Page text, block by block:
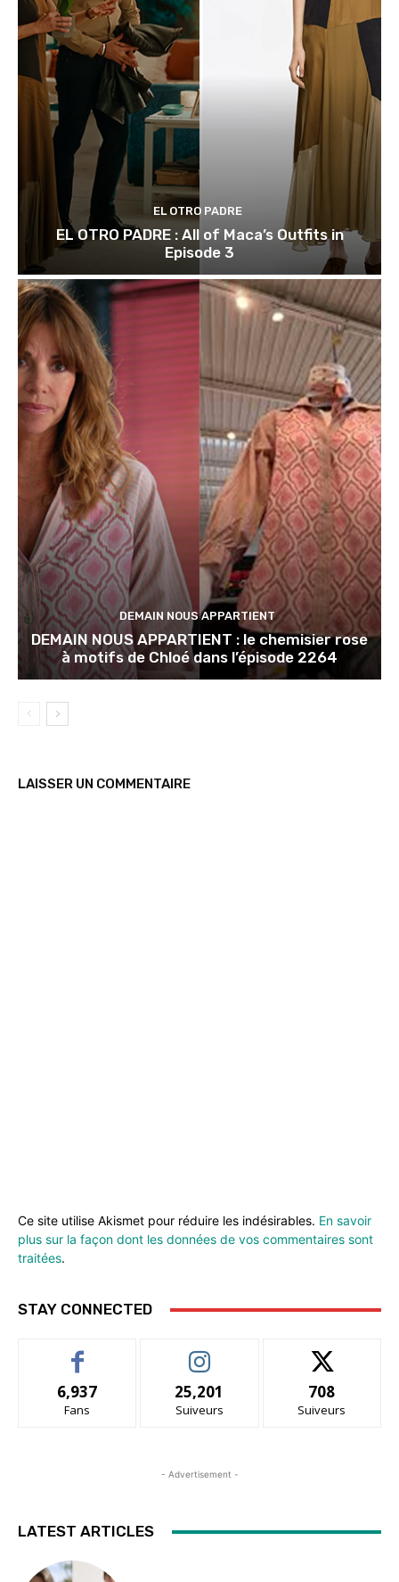
EL OTRO PADRE
EL OTRO PADRE : All of Maca’s Outfits in
Episode 3
DEMAIN NOUS APPARTIENT
DEMAIN NOUS APPARTIENT : le chemisier rose
à motifs de Chloé dans l’épisode 2264
LAISSER UN COMMENTAIRE
Ce site utilise Akismet pour réduire les indésirables. En savoir
plus sur la façon dont les données de vos commentaires sont
traitées.
STAY CONNECTED
6,937
Fans
25,201
Suiveurs
708
Suiveurs
- Advertisement -
LATEST ARTICLES